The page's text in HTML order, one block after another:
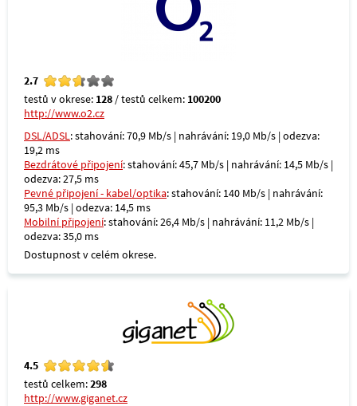
2.7
testů v okrese: 128 / testů celkem: 100200
http://www.o2.cz
DSL/ADSL: stahování: 70,9 Mb/s | nahrávání: 19,0 Mb/s | odezva:
19,2 ms
Bezdrátové připojení: stahování: 45,7 Mb/s | nahrávání: 14,5 Mb/s |
odezva: 27,5 ms
Pevné připojení - kabel/optika: stahování: 140 Mb/s | nahrávání:
95,3 Mb/s | odezva: 14,5 ms
Mobilní připojení: stahování: 26,4 Mb/s | nahrávání: 11,2 Mb/s |
odezva: 35,0 ms
Dostupnost v celém okrese.
4.5
testů celkem:298
http://www.giganet.cz